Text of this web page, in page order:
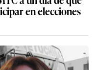
en elecciones